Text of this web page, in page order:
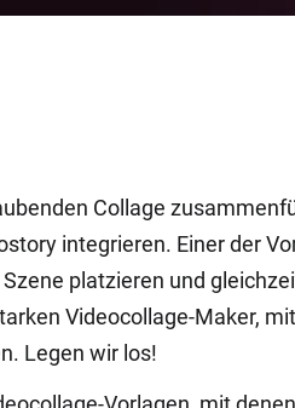
Collage
integrieren. Einer der
platzieren und
Videocollage-Maker,
Legen wir los!